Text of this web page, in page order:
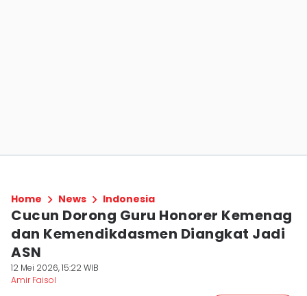
Home News Indonesia
Cucun Dorong Guru Honorer Kemenag
dan Kemendikdasmen Diangkat Jadi
ASN
12 Mei 2026, 15:22 WIB
Amir Faisol